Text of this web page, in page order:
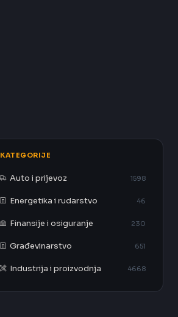
KATEGORIJE
Auto i prijevoz 1598
Energetika i rudarstvo 46
Finansije i osiguranje 230
Građevinarstvo 651
Industrija i proizvodnja 4668